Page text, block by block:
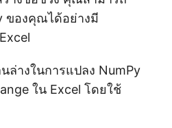
ของคุณได้อย่างมี
างในการแปลง NumPy
ใน Excel โดยใช้